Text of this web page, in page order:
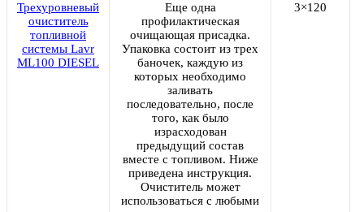
Трехуровневый
очиститель
топливной
системы Lavr
ML100 DIESEL
Еще одна
профилактическая
очищающая присадка.
Упаковка состоит из трех
баночек, каждую из
которых необходимо
заливать
последовательно, после
того, как было
израсходован
предыдущий состав
вместе с топливом. Ниже
приведена инструкция.
Очиститель может
использоваться с любыми
3×120